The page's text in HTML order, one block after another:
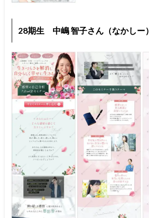
28期生 中嶋 智子さん（なかしー）